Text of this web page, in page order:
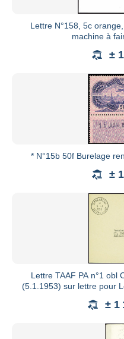
Lettre N°158, 5c
machine à
±
* N°15b 50f Burelage
±
Lettre TAAF PA n°1 obl
(5.1.1953) sur lettre pour
± 1